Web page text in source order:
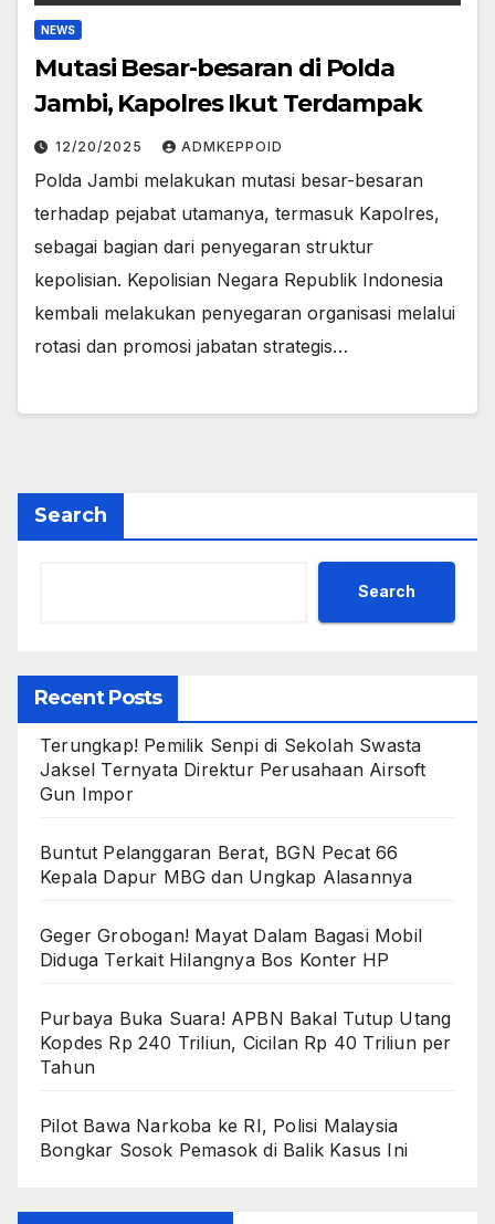
NEWS
Mutasi Besar-besaran di Polda
Jambi, Kapolres Ikut Terdampak
12/20/2025 ADMKEPPOID
Polda Jambi melakukan mutasi besar-besaran
terhadap pejabat utamanya, termasuk Kapolres,
sebagai bagian dari penyegaran struktur
kepolisian. Kepolisian Negara Republik Indonesia
kembali melakukan penyegaran organisasi melalui
rotasi dan promosi jabatan strategis…
Search
Search
Recent Posts
Terungkap! Pemilik Senpi di Sekolah Swasta
Jaksel Ternyata Direktur Perusahaan Airsoft
Gun Impor
Buntut Pelanggaran Berat, BGN Pecat 66
Kepala Dapur MBG dan Ungkap Alasannya
Geger Grobogan! Mayat Dalam Bagasi Mobil
Diduga Terkait Hilangnya Bos Konter HP
Purbaya Buka Suara! APBN Bakal Tutup Utang
Kopdes Rp 240 Triliun, Cicilan Rp 40 Triliun per
Tahun
Pilot Bawa Narkoba ke RI, Polisi Malaysia
Bongkar Sosok Pemasok di Balik Kasus Ini